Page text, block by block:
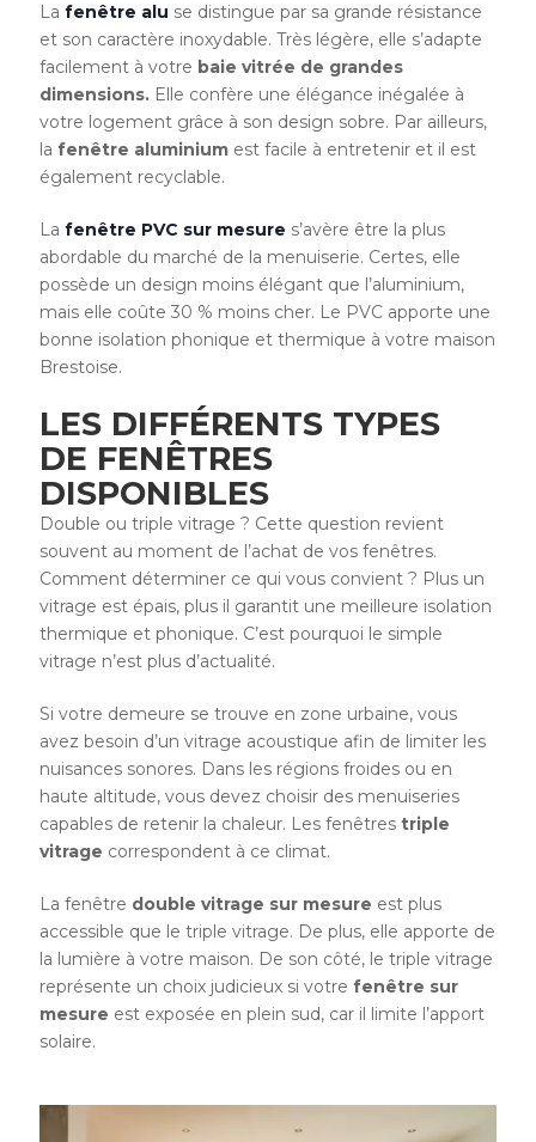
La fenêtre alu se distingue par sa grande résistance
et son caractère inoxydable. Très légère, elle s’adapte
facilement à votre baie vitrée de grandes
dimensions. Elle confère une élégance inégalée à
votre logement grâce à son design sobre. Par ailleurs,
la fenêtre aluminium est facile à entretenir et il est
également recyclable.
La fenêtre PVC sur mesure s’avère être la plus
abordable du marché de la menuiserie. Certes, elle
possède un design moins élégant que l’aluminium,
mais elle coûte 30 % moins cher. Le PVC apporte une
bonne isolation phonique et thermique à votre maison
Brestoise.
LES DIFFÉRENTS TYPES
DE FENÊTRES
DISPONIBLES
Double ou triple vitrage ? Cette question revient
souvent au moment de l’achat de vos fenêtres.
Comment déterminer ce qui vous convient ? Plus un
vitrage est épais, plus il garantit une meilleure isolation
thermique et phonique. C’est pourquoi le simple
vitrage n’est plus d’actualité.
Si votre demeure se trouve en zone urbaine, vous
avez besoin d’un vitrage acoustique afin de limiter les
nuisances sonores. Dans les régions froides ou en
haute altitude, vous devez choisir des menuiseries
capables de retenir la chaleur. Les fenêtres triple
vitrage correspondent à ce climat.
La fenêtre double vitrage sur mesure est plus
accessible que le triple vitrage. De plus, elle apporte de
la lumière à votre maison. De son côté, le triple vitrage
représente un choix judicieux si votre fenêtre sur
mesure est exposée en plein sud, car il limite l’apport
solaire.